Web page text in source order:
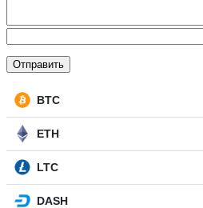
BTC
ETH
LTC
DASH